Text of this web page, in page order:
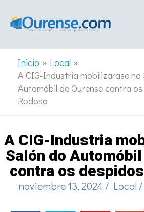
Inicio
Local
A CIG-Industria mobilizarase no
Automóbil de Ourense contra
Rodosa
A CIG-Industria
Salón do
contra os
noviembre 13, 2024 / Local